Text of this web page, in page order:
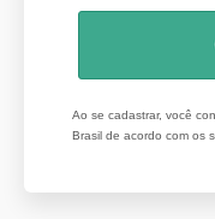
Ao se cadastrar, você
Brasil de acordo com os